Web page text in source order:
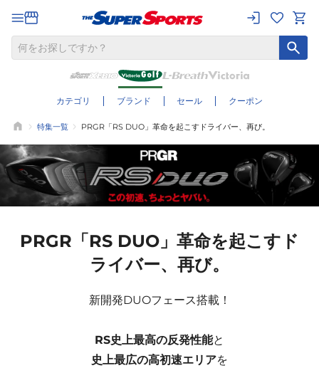
カテゴリ ブランド セール クーポン
特集一覧 PRGR「RS DUO」革命を起こすドライバー、再び。
PRGR「RS DUO」革命を起こすド
ライバー、再び。
新開発DUOフェース搭載！
RS史上最高の反発性能
史上最広の高初速エリアを